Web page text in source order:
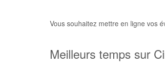
Vous souhaitez mettre en ligne vos
Meilleurs temps sur